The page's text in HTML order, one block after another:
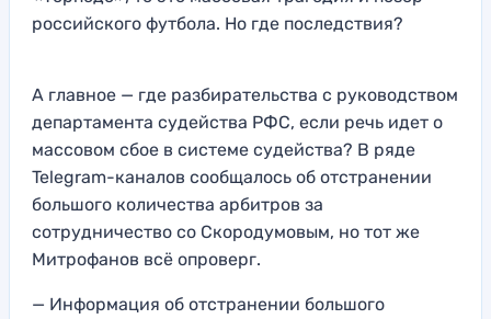
российского футбола. Но где последствия?
А главное — где разбирательства с руководством
департамента судейства РФС, если речь идет о
массовом сбое в системе судейства? В ряде
Telegram-каналов сообщалось об отстранении
большого количества арбитров за
сотрудничество со Скородумовым, но тот же
Митрофанов всё опроверг.
— Информация об отстранении большого